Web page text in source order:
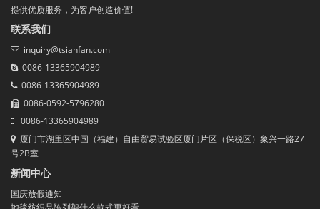
提供优质服务，为客户创造价值!
联系我们
inquiry@tsianfan.com
0086-13365904989
0086-13365904989
0086-0592-5796280
0086-13365904989
厦门市湖里区中国（福建）自由贸易试验区厦门片区（保税区）象兴一路27
号2B室
新闻中心
国庆放假通知